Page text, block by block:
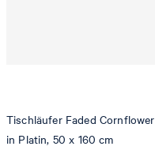
Tischläufer Faded Cornflower
in Platin, 50 x 160 cm